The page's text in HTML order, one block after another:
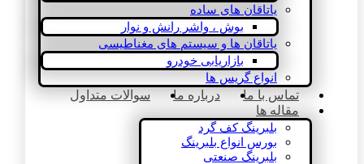
یاتاقان های ساده
بوش ، واشر رانش و نوار
یاتاقان ها و سیستم های مغناطیسی
بازاریابی خودرو
انواع گریس ها
تماس با ما درباره ما
سوالات متداول
مقاله ها
بلبرینگ کف گرد
بورس انواع بلبرینگ
بلبرینگ صنعتی